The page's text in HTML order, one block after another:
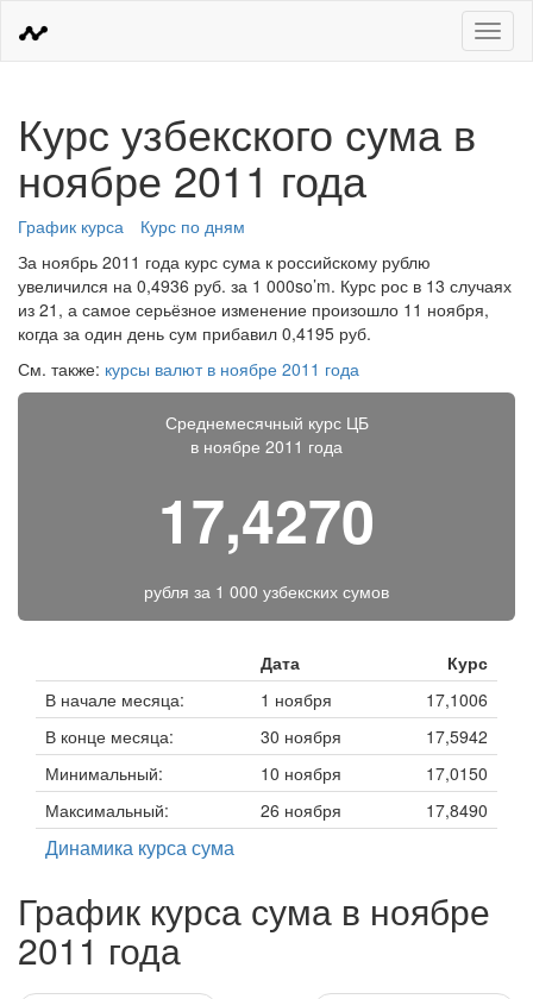
Меню
Курс узбекского сума в
ноябре 2011 года
График курса
Курс по дням
За ноябрь 2011 года курс сума к российскому рублю
увеличился на 0,4936 руб. за 1 000so’m. Курс рос в 13 случаях
из 21, а самое серьёзное изменение произошло 11 ноября,
когда за один день сум прибавил 0,4195 руб.
См. также: курсы валют в ноябре 2011 года
Среднемесячный курс ЦБ
в ноябре 2011 года
17,4270
рубля за 1 000 узбекских сумов
Дата
Курс
В начале месяца:
1 ноября
17,1006
В конце месяца:
30 ноября
17,5942
Минимальный:
10 ноября
17,0150
Максимальный:
26 ноября 17,8490
Динамика курса сума
График курса сума в ноябре
2011 года